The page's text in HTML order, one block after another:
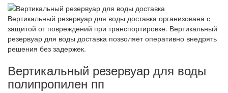
Вертикальный резервуар для воды доставка организована с
защитой от повреждений при транспортировке. Вертикальный
резервуар для воды доставка позволяет оперативно внедрять
решения без задержек.
Вертикальный резервуар для воды
полипропилен пп